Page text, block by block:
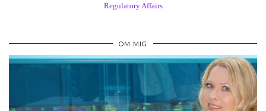
Regulatory Affairs
OM MIG